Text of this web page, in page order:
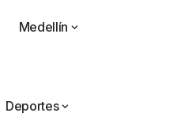
Medellín
Deportes